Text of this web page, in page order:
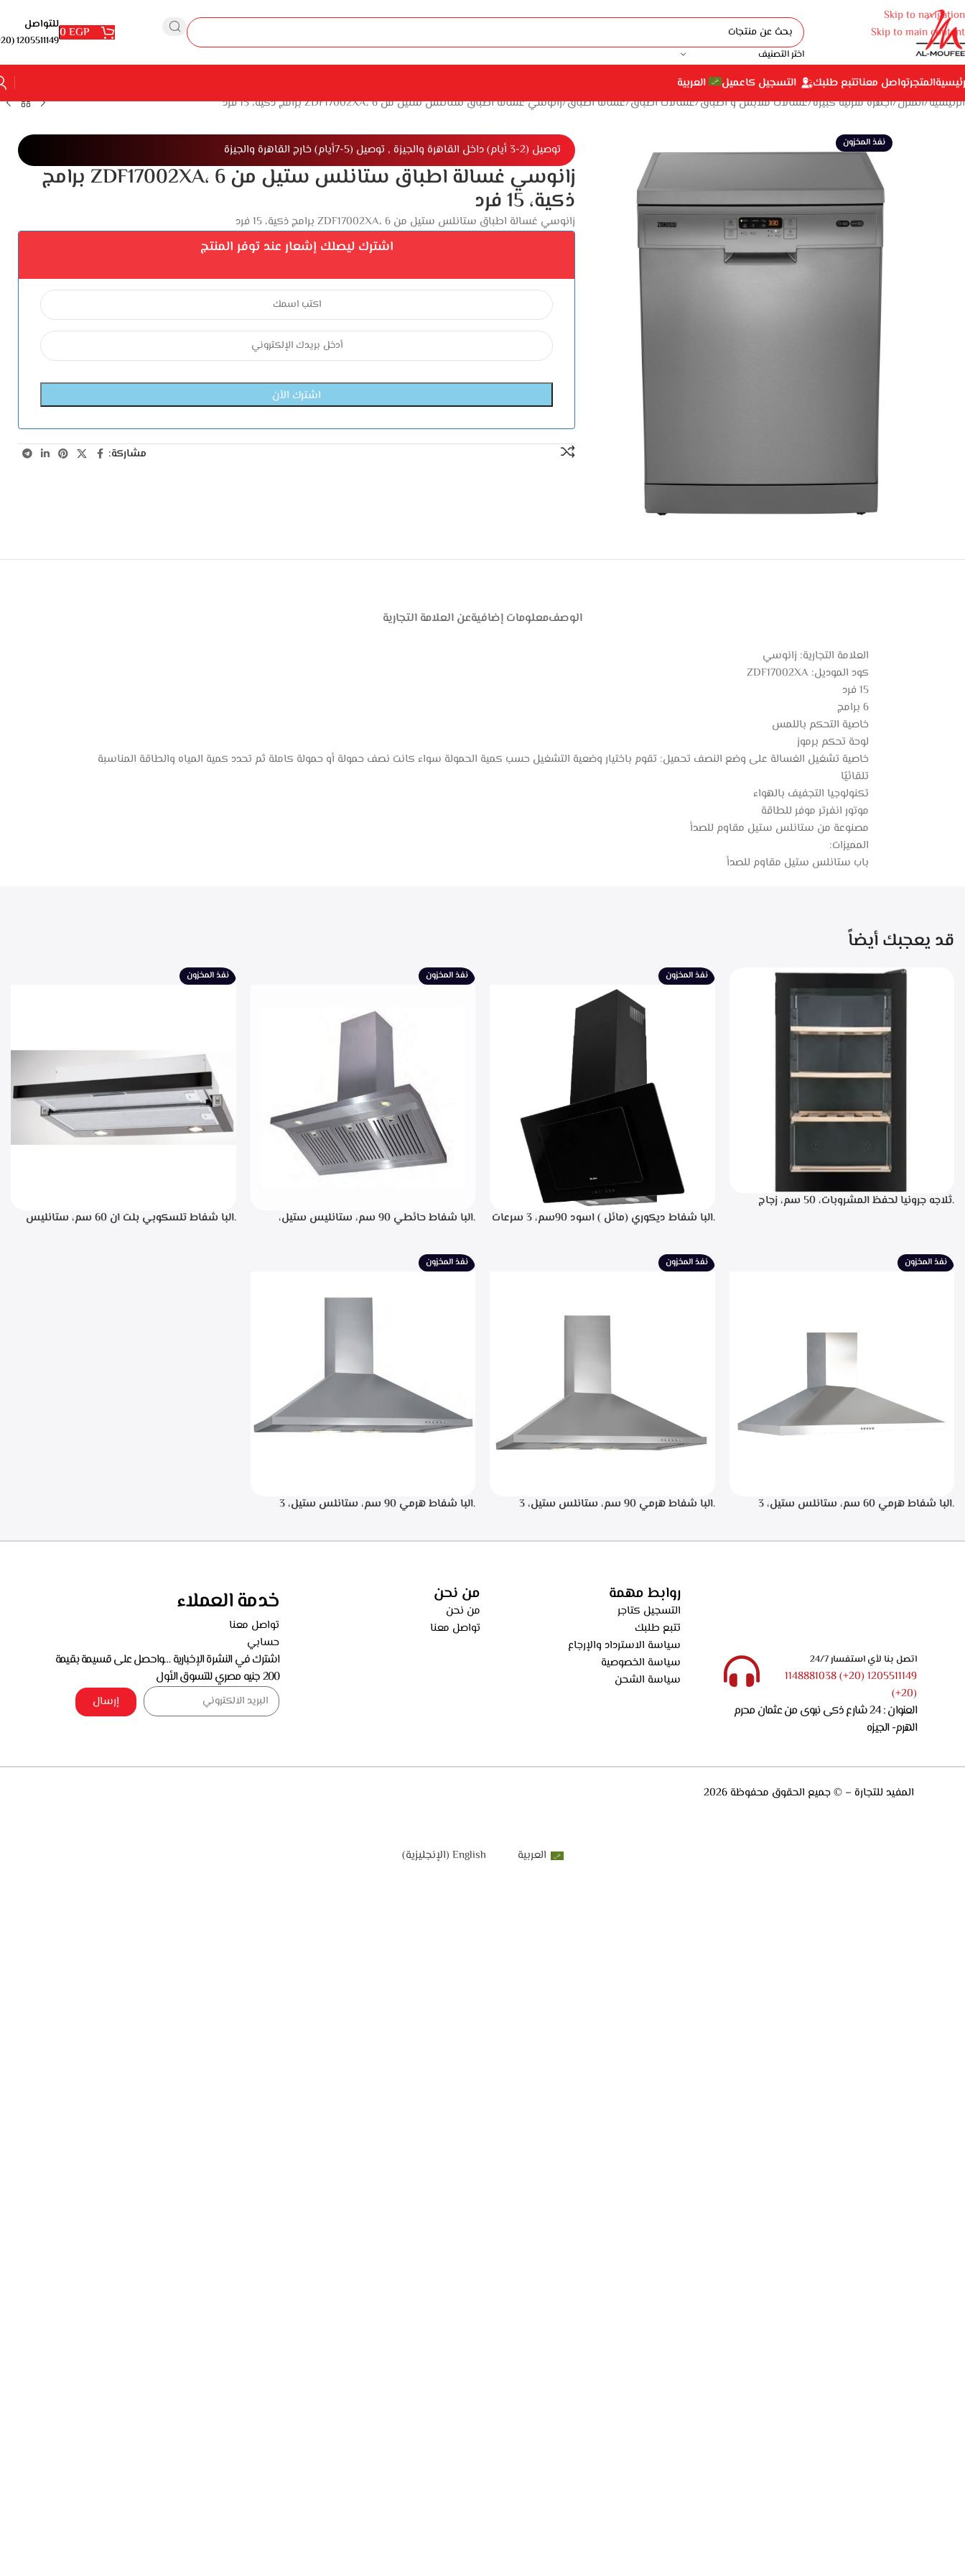
Skip to navigation
Skip to main content
اختر التصنيف
0EGP للتواصل
1205511149 (20+)
المتجرتواصل معناتتبع طلبك التسجيل كاعميل
العربية
الرئيسية المنزل أجهزة منزلية كبيرة غسالات ملابس و أطباق غسالات أطباق غسالة اطباق زانوسي غسالة اطباق ستانلس ستيل من ZDF17002XA، 6 برامج ذكية، 15 فرد
نفذ المخزون توصيل (2-3 أيام) داخل القاهرة والجيزة , توصيل (5-7أيام) خارج القاهرة والجيزة
زانوسي غسالة اطباق ستانلس ستيل من ZDF17002XA، 6 برامج
ذكية، 15 فرد
زانوسي غسالة اطباق ستانلس ستيل من ZDF17002XA، 6 برامج ذكية، 15 فرد
اشترك ليصلك إشعار عند توفر المنتج
مشاركة:
الوصفمعلومات إضافيةعن العلامة التجارية
العلامة التجارية: زانوسي
كود الموديل: ZDF17002XA
15 فرد
6 برامج
خاصية التحكم باللمس
لوحة تحكم برموز
خاصية تشغيل الغسالة على وضع النصف تحميل: تقوم باختيار وضعية التشغيل حسب كمية الحمولة سواء كانت نصف حمولة أو حمولة كاملة ثم تحدد كمية المياه والطاقة المناسبة
تلقائيًا
تكنولوجيا التجفيف بالهواء
موتور انفرتر موفر للطاقة
مصنوعة من ستانلس ستيل مقاوم للصدأ
المميزات:
باب ستانلس ستيل مقاوم للصدأ
قد يعجبك أيضاً
.ثلاجه جرونيا لحفظ المشروبات، 50 سم، زجاج
نفذ المخزون
.البا شفاط ديكوري (مائل ) اسود 90سم، 3 سرعات
الطهي، فلاتر معدنيه لحجز الدهون من الابخره، قوه
نفذ المخزون
.البا شفاط حائطي 90 سم، ستانليس ستيل،
نفذ المخزون
.البا شفاط تلسكوبي بلت ان 60 سم، ستانليس
نفذ المخزون
.البا شفاط هرمي 60 سم، ستانلس ستيل، 3
نفذ المخزون
.البا شفاط هرمي 90 سم، ستانلس ستيل، 3
نفذ المخزون
.البا شفاط هرمي 90 سم، ستانلس ستيل، 3
اتصل بنا لأي استفسار 24/7
1205511149 (20+) 1148881038
(20+)
العنوان : 24 شارع ذكى نبوى من عثمان محرم
الهرم- الجيزه
روابط مهمة
التسجيل كتاجر
تتبع طلبك
سياسة الاسترداد والإرجاع
سياسة الخصوصية
سياسة الشحن
من نحن
من نحن
تواصل معنا
خدمة العملاء
تواصل معنا
حسابي
اشترك في النشرة الإخبارية …واحصل على قسيمة بقيمة
200 جنيه مصري للتسوق الأول
إرسال
المفيد للتجارة – © جميع الحقوق محفوظة 2026
العربية English
(الإنجليزية)